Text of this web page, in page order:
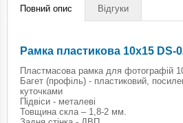
Повний опис Відгуки
Рамка пластикова 10х15 DS-
Пластмасова рамка для фотографій
Багет (профіль) - пластиковий,
куточками
Підвіси - металеві
Товщина скла – 1,8-2 мм.